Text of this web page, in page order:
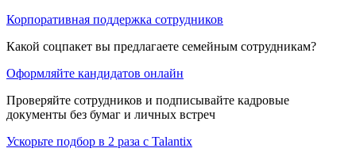
Корпоративная поддержка сотрудников
Какой соцпакет вы предлагаете семейным сотрудникам?
Оформляйте кандидатов онлайн
Проверяйте сотрудников и подписывайте кадровые
документы без бумаг и личных встреч
Ускорьте подбор в 2 раза с Talantix